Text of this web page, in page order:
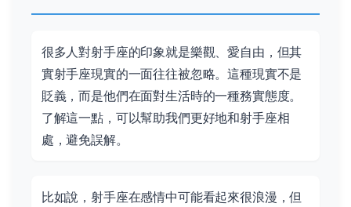
很多人對射手座的印象就是樂觀、愛自由，但其
實射手座現實的一面往往被忽略。這種現實不是
貶義，而是他們在面對生活時的一種務實態度。
了解這一點，可以幫助我們更好地和射手座相
處，避免誤解。
比如說，射手座在感情中可能看起來很浪漫，但